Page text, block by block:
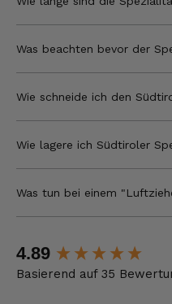
Was beachten bevor der
Wie schneide ich den
Wie lagere ich Südtiroler
Was tun bei einem
4.89
Basierend auf 35
New content loaded